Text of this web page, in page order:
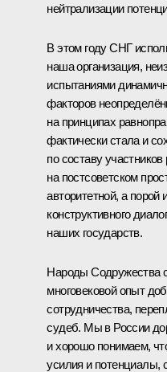
нейтрализации
В этом году СНГ
наша организация,
испытаниями
факторов
на принципах
фактически стала и
по составу
на постсоветском
авторитетной, а
конструктивного
наших государств.
Народы Содружества
многовековой опыт
сотрудничества,
судеб. Мы в России
и хорошо понимаем,
усилия и потенциалы,